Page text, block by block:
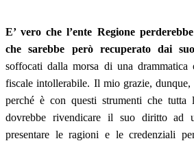
E’ vero che l’ente Regione
che sarebbe però recuperato dai
soffocati dalla morsa di una drammatica
fiscale intollerabile. Il mio grazie,
perché è con questi strumenti che tutta
dovrebbe rivendicare il suo diritto ad
presentare le ragioni e le credenziali